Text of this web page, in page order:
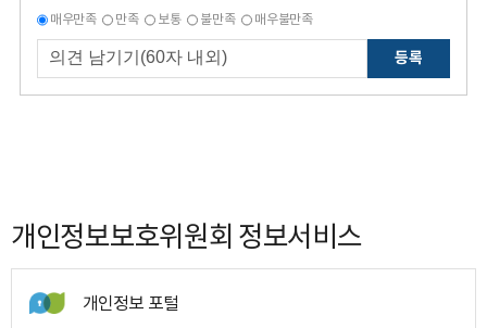
매우만족 만족 보통 불만족 매우불만족
등록
개인정보보호위원회 정보서비스
개인정보 포털